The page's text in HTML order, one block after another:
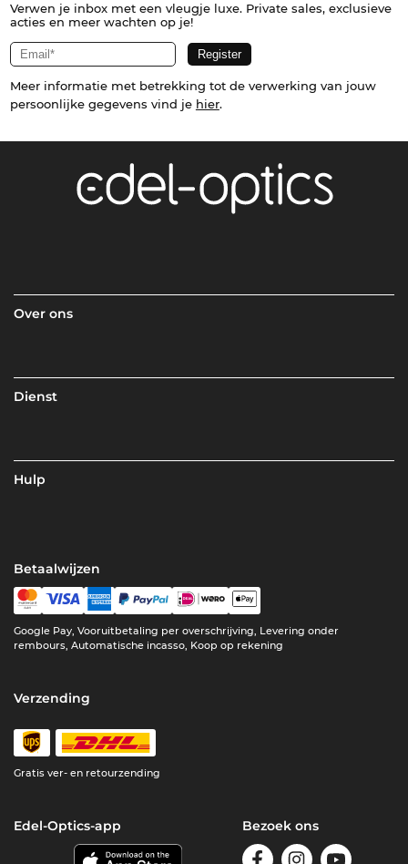
Verwen je inbox met een vleugje luxe. Private sales, exclusieve
acties en meer wachten op je!
Meer informatie met betrekking tot de verwerking van jouw
persoonlijke gegevens vind je hier.
Over ons
Dienst
Hulp
Betaalwijzen
Google Pay, Vooruitbetaling per overschrijving, Levering onder
rembours, Automatische incasso, Koop op rekening
Verzending
Gratis ver- en retourzending
Edel-Optics-app Bezoek ons